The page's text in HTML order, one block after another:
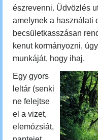
észrevenni. Üdvözlés
amelynek a használati
becsületkasszásan
kenut kormányozni,
munkáját, hogy ihaj.
Egy gyors
leltár (senki
ne felejtse
el a vizet,
elemózsiát,